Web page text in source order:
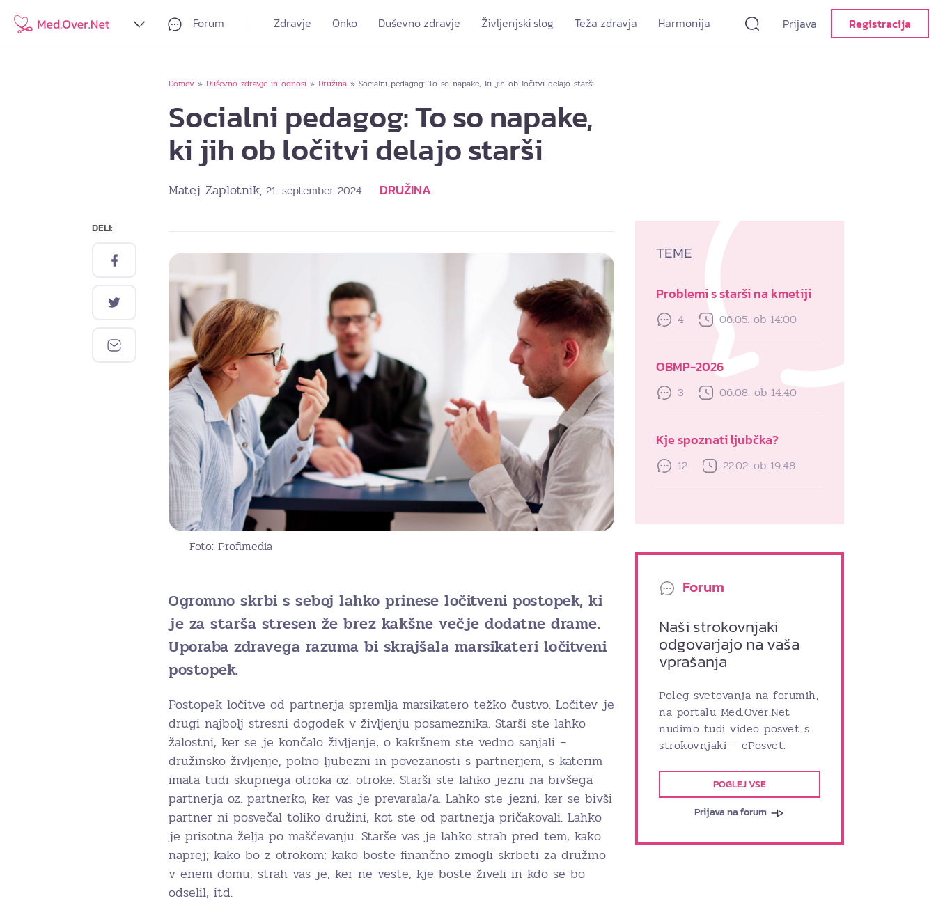
Forum Zdravje Onko Duševno zdravje Življenjski slog Teža zdravja Harmonija Prijava Registracija
Domov » Duševno zdravje in odnosi » Družina » Socialni pedagog: To so napake, ki jih ob ločitvi delajo starši
Socialni pedagog: To so napake,
ki jih ob ločitvi delajo starši
Matej Zaplotnik, 21. september 2024 DRUŽINA
DELI:
Foto: Profimedia
Ogromno skrbi s seboj lahko prinese ločitveni postopek, ki
je za starša stresen že brez kakšne večje dodatne drame.
Uporaba zdravega razuma bi skrajšala marsikateri ločitveni
postopek.
Postopek ločitve od partnerja spremlja marsikatero težko čustvo. Ločitev je
drugi najbolj stresni dogodek v življenju posameznika. Starši ste lahko
žalostni, ker se je končalo življenje, o kakršnem ste vedno sanjali –
družinsko življenje, polno ljubezni in povezanosti s partnerjem, s katerim
imata tudi skupnega otroka oz. otroke. Starši ste lahko jezni na bivšega
partnerja oz. partnerko, ker vas je prevarala/a. Lahko ste jezni, ker se bivši
partner ni posvečal toliko družini, kot ste od partnerja pričakovali. Lahko
je prisotna želja po maščevanju. Starše vas je lahko strah pred tem, kako
naprej; kako bo z otrokom; kako boste finančno zmogli skrbeti za družino
v enem domu; strah vas je, ker ne veste, kje boste živeli in kdo se bo
odselil, itd.
TEME
Problemi s starši na kmetiji
4 06.05. ob 14:00
OBMP-2026
3 06.08. ob 14:40
Kje spoznati ljubčka?
12 22.02. ob 19:48
Forum
Naši strokovnjaki
odgovarjajo na vaša
vprašanja
Poleg svetovanja na forumih,
na portalu Med.Over.Net
nudimo tudi video posvet s
strokovnjaki – ePosvet.
POGLEJ VSE
Prijava na forum